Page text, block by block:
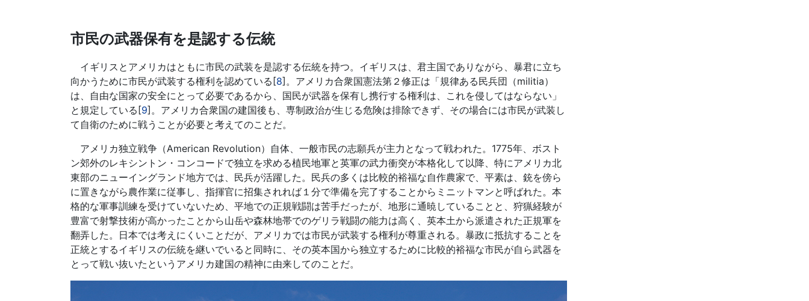
市民の武器保有を是認する伝統
イギリスとアメリカはともに市民の武装を是認する伝統を持つ。イギリスは、君主国でありながら、暴君に立ち
向かうために市民が武装する権利を認めている[8]。アメリカ合衆国憲法第２修正は「規律ある民兵団（militia）
は、自由な国家の安全にとって必要であるから、国民が武器を保有し携行する権利は、これを侵してはならない」
と規定している[9]。アメリカ合衆国の建国後も、専制政治が生じる危険は排除できず、その場合には市民が武装し
て自衛のために戦うことが必要と考えてのことだ。
アメリカ独立戦争（American Revolution）自体、一般市民の志願兵が主力となって戦われた。1775年、ボスト
ン郊外のレキシントン・コンコードで独立を求める植民地軍と英軍の武力衝突が本格化して以降、特にアメリカ北
東部のニューイングランド地方では、民兵が活躍した。民兵の多くは比較的裕福な自作農家で、平素は、銃を傍ら
に置きながら農作業に従事し、指揮官に招集されれば１分で準備を完了することからミニットマンと呼ばれた。本
格的な軍事訓練を受けていないため、平地での正規戦闘は苦手だったが、地形に通暁していることと、狩猟経験が
豊富で射撃技術が高かったことから山岳や森林地帯でのゲリラ戦闘の能力は高く、英本土から派遣された正規軍を
翻弄した。日本では考えにくいことだが、アメリカでは市民が武装する権利が尊重される。暴政に抵抗することを
正統とするイギリスの伝統を継いでいると同時に、その英本国から独立するために比較的裕福な市民が自ら武器を
とって戦い抜いたというアメリカ建国の精神に由来してのことだ。